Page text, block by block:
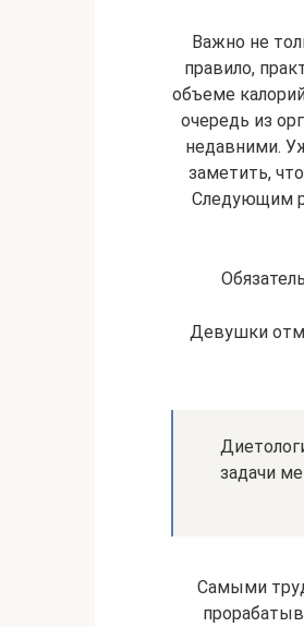
Важно не
правило,
объеме
очередь из
недавними.
заметить,
Следующим
Девушки
задачи
Самыми